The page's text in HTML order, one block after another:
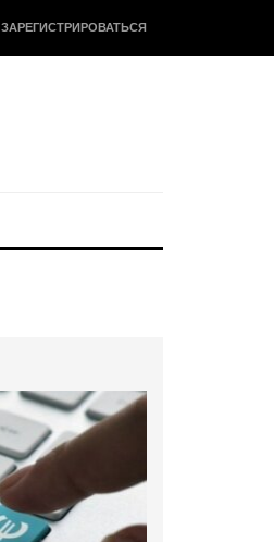
ЗАРЕГИСТРИРОВАТЬСЯ